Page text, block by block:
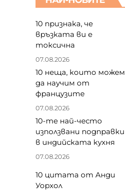
10 признака, че
връзката ви е
токсична
07.08.2026
10 неща, които можем
да научим от
французите
07.08.2026
10-те най-често
използвани подправки
в индийската кухня
07.08.2026
10 цитата от Анди
Уорхол